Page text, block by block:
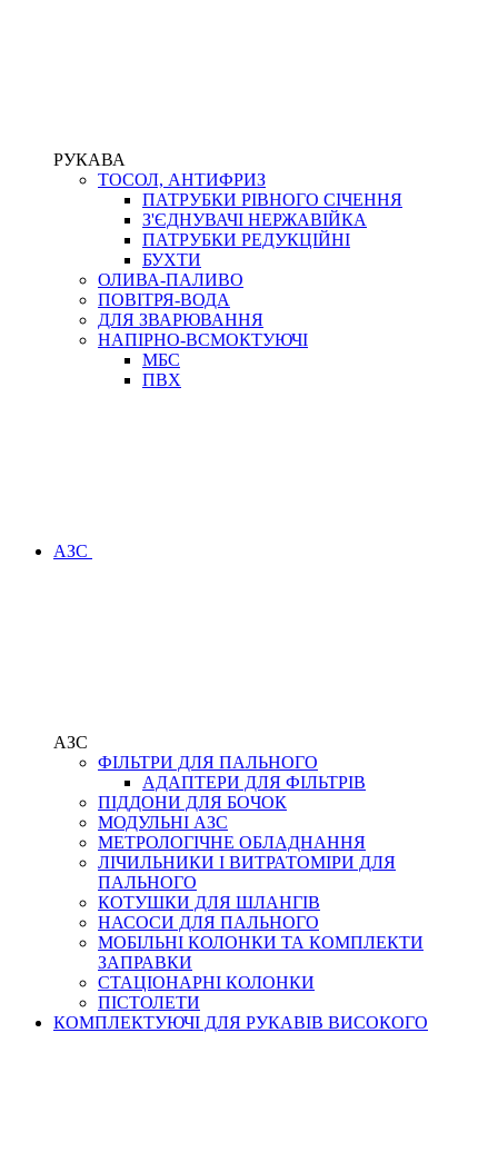
РУКАВА
ТОСОЛ, АНТИФРИЗ
ПАТРУБКИ РІВНОГО СІЧЕННЯ
З'ЄДНУВАЧІ НЕРЖАВІЙКА
ПАТРУБКИ РЕДУКЦІЙНІ
БУХТИ
ОЛИВА-ПАЛИВО
ПОВІТРЯ-ВОДА
ДЛЯ ЗВАРЮВАННЯ
НАПІРНО-ВСМОКТУЮЧІ
МБС
ПВХ
АЗС
АЗС
ФІЛЬТРИ ДЛЯ ПАЛЬНОГО
АДАПТЕРИ ДЛЯ ФІЛЬТРІВ
ПІДДОНИ ДЛЯ БОЧОК
МОДУЛЬНІ АЗС
МЕТРОЛОГІЧНЕ ОБЛАДНАННЯ
ЛІЧИЛЬНИКИ І ВИТРАТОМІРИ ДЛЯ
ПАЛЬНОГО
КОТУШКИ ДЛЯ ШЛАНГІВ
НАСОСИ ДЛЯ ПАЛЬНОГО
МОБІЛЬНІ КОЛОНКИ ТА КОМПЛЕКТИ
ЗАПРАВКИ
СТАЦІОНАРНІ КОЛОНКИ
ПІСТОЛЕТИ
КОМПЛЕКТУЮЧІ ДЛЯ РУКАВІВ ВИСОКОГО